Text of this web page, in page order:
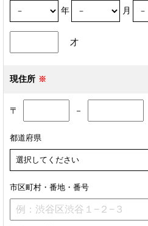
年 月
才
現住所
〒 －
都道府県
市区町村・番地・番号